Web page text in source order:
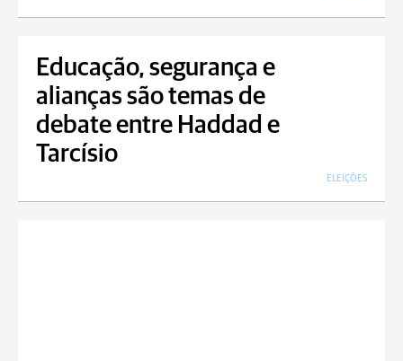
Educação, segurança e
alianças são temas de
debate entre Haddad e
Tarcísio
ELEIÇÕES